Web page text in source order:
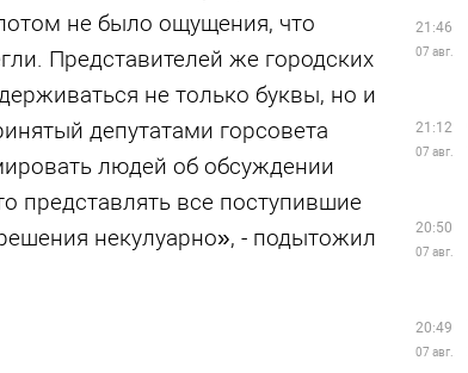
не было ощущения, что
Представителей же городских
не только буквы, но и
депутатами горсовета
людей об обсуждении
представлять все поступившие
некулуарно», - подытожил
21:46
07 авг.
21:12
07 авг.
20:50
07 авг.
20:49
07 авг.